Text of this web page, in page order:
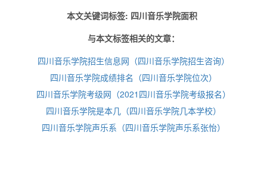
本文关键词标签: 四川音乐学院面积
与本文标签相关的文章：
四川音乐学院招生信息网（四川音乐学院招生咨询）
四川音乐学院成绩排名（四川音乐学院位次）
四川音乐学院考级网（2021四川音乐学院考级报名）
四川音乐学院是本几（四川音乐学院几本学校）
四川音乐学院声乐系（四川音乐学院声乐系张怡）